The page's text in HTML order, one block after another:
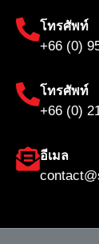
โทรศัพท์
+66 (0)
โทรศัพท์
+66 (0)
อีเมล